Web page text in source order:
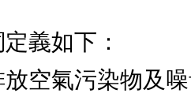
用名詞定
空氣污染物及